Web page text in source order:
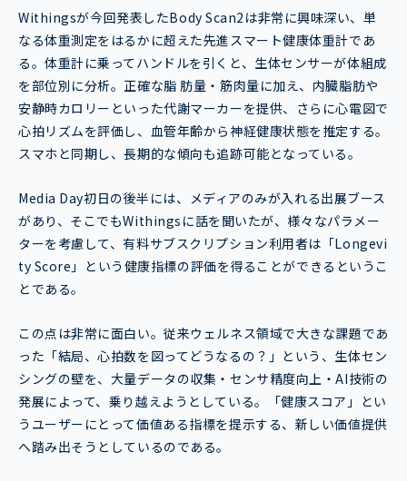
Withingsが今回発表したBody Scan2は非常に興味深い、単
なる体重測定をはるかに超えた先進スマート健康体重計であ
る。体重計に乗ってハンドルを引くと、生体センサーが体組成
を部位別に分析。正確な脂 肪量・筋肉量に加え、内臓脂肪や
安静時カロリーといった代謝マーカーを提供、さらに心電図で
心拍リズムを評価し、血管年齢から神経健康状態を推定する。
スマホと同期し、長期的な傾向も追跡可能となっている。
Media Day初日の後半には、メディアのみが入れる出展ブース
があり、そこでもWithingsに話を聞いたが、様々なパラメー
ターを考慮して、有料サブスクリプション利用者は「Longevi
ty Score」という健康指標の評価を得ることができるというこ
とである。
この点は非常に面白い。従来ウェルネス領域で大きな課題であ
った「結局、心拍数を図ってどうなるの？」という、生体セン
シングの壁を、大量データの収集・センサ精度向上・AI技術の
発展によって、乗り越えようとしている。「健康スコア」とい
うユーザーにとって価値ある指標を提示する、新しい価値提供
へ踏み出そうとしているのである。